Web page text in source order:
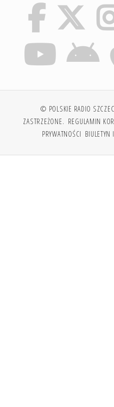
© POLSKIE RADIO
ZASTRZEŻONE. REGULAMIN
PRYWATNOŚCI BIULETYN